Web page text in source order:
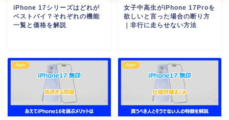
iPhone 17シリーズはどれが
ベストバイ？それぞれの機能
一覧と価格を解説
女子中高生がiPhone 17Proを
欲しいと言った場合の断り方
｜非行に走らせない方法
Apple Apple